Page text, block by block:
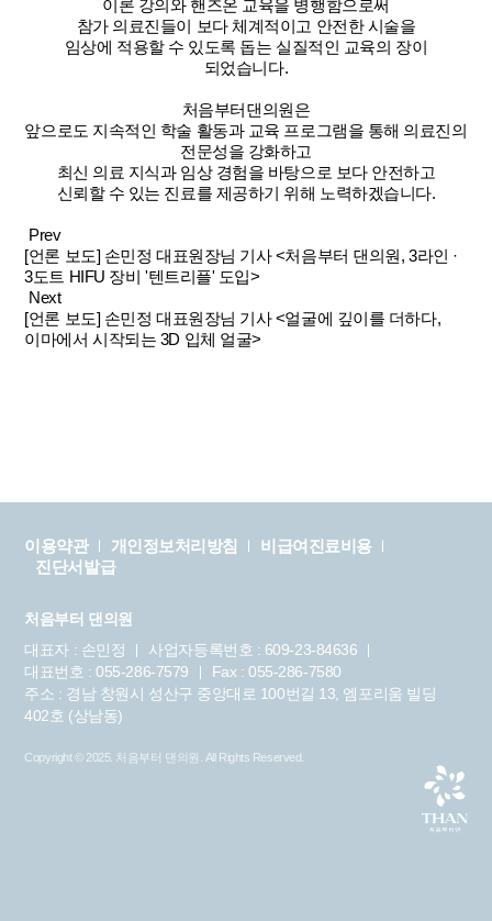
이론 강의와 핸즈온 교육을 병행함으로써
참가 의료진들이 보다 체계적이고 안전한 시술을
임상에 적용할 수 있도록 돕는 실질적인 교육의 장이
되었습니다.
처음부터댄의원은
앞으로도 지속적인 학술 활동과 교육 프로그램을 통해 의료진의
전문성을 강화하고
최신 의료 지식과 임상 경험을 바탕으로 보다 안전하고
신뢰할 수 있는 진료를 제공하기 위해 노력하겠습니다.
Prev
[언론 보도] 손민정 대표원장님 기사 <처음부터 댄의원, 3라인 ·
3도트 HIFU 장비 '텐트리플' 도입>
Next
[언론 보도] 손민정 대표원장님 기사 <얼굴에 깊이를 더하다,
이마에서 시작되는 3D 입체 얼굴>
이용약관 개인정보처리방침
비급여진료비용
진단서발급
처음부터 댄의원
대표자 : 손민정
사업자등록번호 : 609-23-84636
대표번호 : 055-286-7579
Fax : 055-286-7580
주소 : 경남 창원시 성산구 중앙대로 100번길 13, 엠포리움 빌딩
402호 (상남동)
Copyright © 2025. 처음부터 댄의원 . All Rights Reserved.